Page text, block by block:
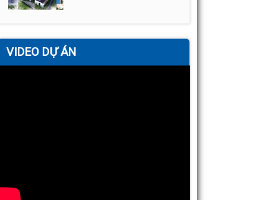
VIDEO DỰ ÁN